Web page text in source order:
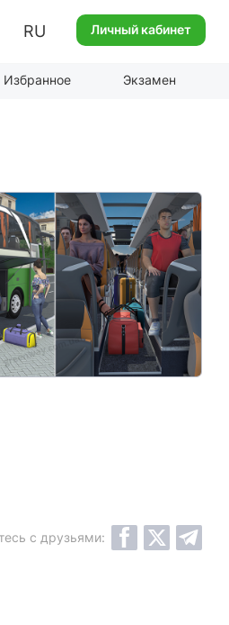
RU Личный кабинет
Избранное Экзамен
с друзьями: